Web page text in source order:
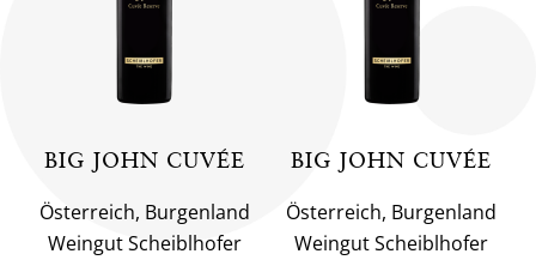
BIG JOHN CUVÉE
Österreich, Burgenland
Weingut Scheiblhofer
BIG JOHN CUVÉE
Österreich, Burgenland
Weingut Scheiblhofer